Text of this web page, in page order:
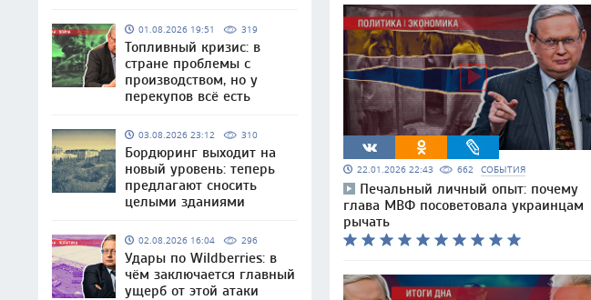
01.08.2026 19:51 319
Топливный кризис: в
стране проблемы с
производством, но у
перекупов всё есть
03.08.2026 23:12 310
Бордюринг выходит на
новый уровень: теперь
предлагают сносить
целыми зданиями
02.08.2026 16:04 296
Удары по Wildberries: в
чём заключается главный
ущерб от этой атаки
22.01.2026 22:43 662 СОБЫТИЯ
Печальный личный опыт: почему
глава МВФ посоветовала украинцам
рычать